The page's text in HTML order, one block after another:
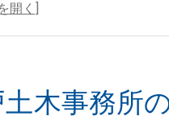
められる）理由につい
木事務所